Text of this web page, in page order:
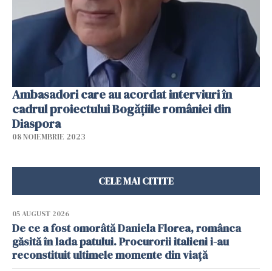
Ambasadori care au acordat interviuri în
cadrul proiectului Bogățiile româniei din
Diaspora
08 NOIEMBRIE 2023
CELE MAI CITITE
05 AUGUST 2026
De ce a fost omorâtă Daniela Florea, românca
găsită în lada patului. Procurorii italieni i-au
reconstituit ultimele momente din viață